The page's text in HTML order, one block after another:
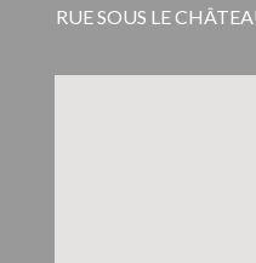
RUE SOUS LE